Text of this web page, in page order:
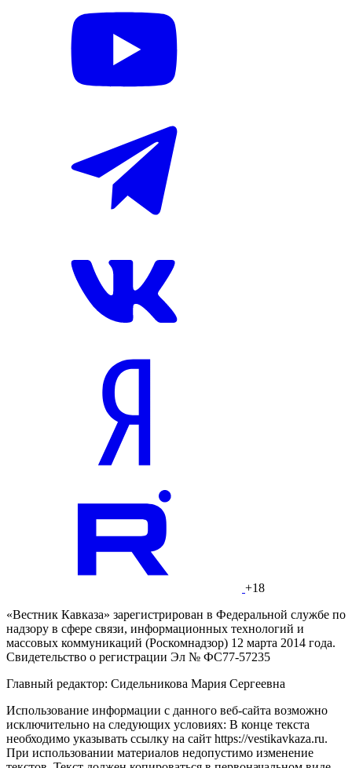
+18
«Вестник Кавказа» зарегистрирован в Федеральной службе по
надзору в сфере связи, информационных технологий и
массовых коммуникаций (Роскомнадзор) 12 марта 2014 года.
Свидетельство о регистрации Эл № ФС77-57235
Главный редактор: Сидельникова Мария Сергеевна
Использование информации с данного веб-сайта возможно
исключительно на следующих условиях: В конце текста
необходимо указывать ссылку на сайт https://vestikavkaza.ru.
При использовании материалов недопустимо изменение